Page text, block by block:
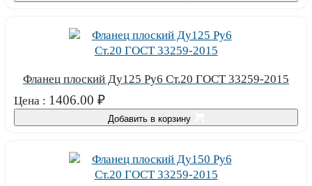
Фланец плоский Ду125 Ру6 Ст.20 ГОСТ 33259-2015
Цена : 1406.00 ₽
Добавить в корзину